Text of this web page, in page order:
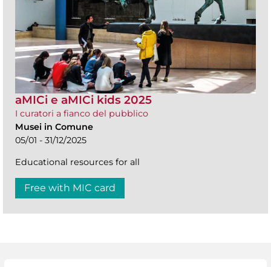
aMICi e aMICi kids 2025
I curatori a fianco del pubblico
Musei in Comune
05/01 - 31/12/2025
Educational resources for all
Free with MIC card